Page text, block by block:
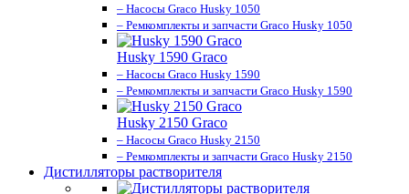
– Насосы Graco Husky 1050
– Ремкомплекты и запчасти Graco Husky 1050
Husky 1590 Graco
– Насосы Graco Husky 1590
– Ремкомплекты и запчасти Graco Husky 1590
Husky 2150 Graco
– Насосы Graco Husky 2150
– Ремкомплекты и запчасти Graco Husky 2150
Дистилляторы растворителя